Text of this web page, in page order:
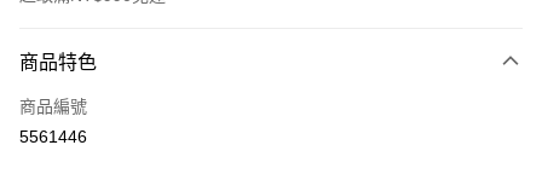
信用卡一次付款
超商取貨付款
商品特色
商品編號
5561446